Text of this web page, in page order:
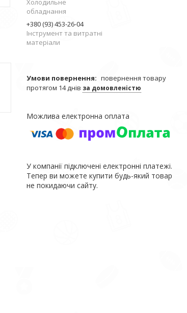
Холодильне
обладнання
+380 (93) 453-26-04
Інструмент та витратні
матеріали
повернення товару
протягом 14 днів за домовленістю
У компанії підключені електронні платежі.
Тепер ви можете купити будь-який товар
не покидаючи сайту.